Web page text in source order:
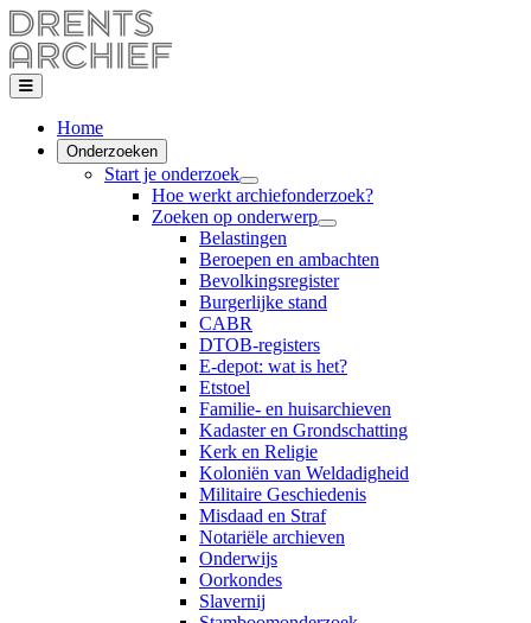
Home
Onderzoeken
Start je onderzoek
Hoe werkt archiefonderzoek?
Zoeken op onderwerp
Belastingen
Beroepen en ambachten
Bevolkingsregister
Burgerlijke stand
CABR
DTOB-registers
E-depot: wat is het?
Etstoel
Familie- en huisarchieven
Kadaster en Grondschatting
Kerk en Religie
Koloniën van Weldadigheid
Militaire Geschiedenis
Misdaad en Straf
Notariële archieven
Onderwijs
Oorkondes
Slavernij